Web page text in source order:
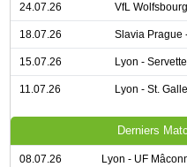
24.07.26 VfL
18.07.26 Slavia Prague
15.07.26 Lyon -
11.07.26 Lyon - St.
Derniers
08.07.26 Lyon - UF